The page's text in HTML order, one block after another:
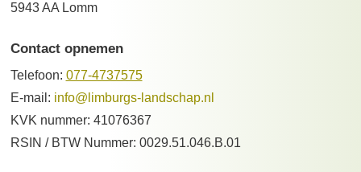
5943 AA Lomm
Contact opnemen
Telefoon: 077-4737575
E-mail: info@limburgs-landschap.nl
KVK nummer: 41076367
RSIN / BTW Nummer: 0029.51.046.B.01